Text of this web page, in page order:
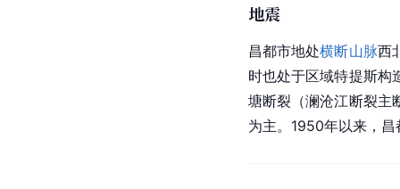
地震
昌都市地处横断山脉西
时也处于区域特提斯构
塘断裂（澜沧江断裂主
为主。1950年以来，